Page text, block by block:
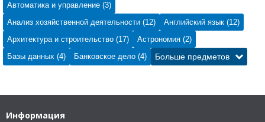
Автоматика и управление (3)
Анализ хозяйственной деятельности (12)
Английский язык (12)
Архитектура и строительство (17)
Астрономия (2)
Базы данных (4)
Банковское дело (4) Больше предметов
Информация